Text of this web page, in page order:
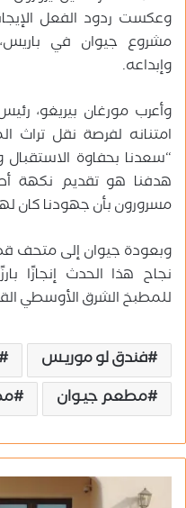
وعكست ردود الفعل
مشروع جيوان في
وإبداعه.
وأعرب مورغان بيريغو،
امتنانه لفرصة نقل تراث
“سعدنا بحفاوة الاستقبال
هدفنا هو تقديم نكهة
مسرورون بأن جهودنا كان
نجاح هذا الحدث إنجازًا
للمطبخ الشرق الأوسطي
فندق لو موريـس
مطعم جيـوان